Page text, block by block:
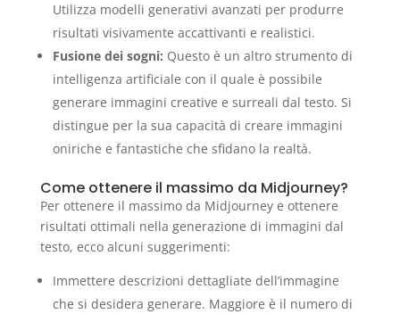
Utilizza modelli generativi avanzati per produrre
risultati visivamente accattivanti e realistici.
Fusione dei sogni: Questo è un altro strumento di
intelligenza artificiale con il quale è possibile
generare immagini creative e surreali dal testo. Si
distingue per la sua capacità di creare immagini
oniriche e fantastiche che sfidano la realtà.
Come ottenere il massimo da Midjourney?
Per ottenere il massimo da Midjourney e ottenere
risultati ottimali nella generazione di immagini dal
testo, ecco alcuni suggerimenti:
Immettere descrizioni dettagliate dell’immagine
che si desidera generare. Maggiore è il numero di